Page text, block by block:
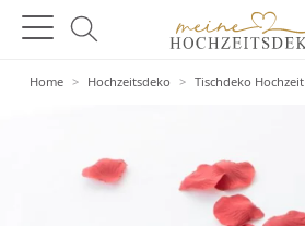
Home > Hochzeitsdeko > Tischdeko Hochzeit